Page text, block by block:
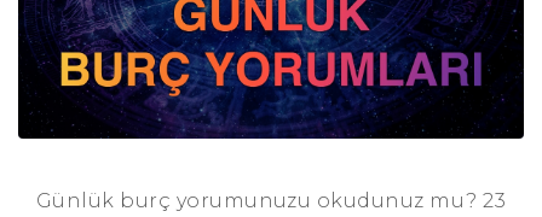
Günlük burç yorumunuzu okudunuz mu? 23